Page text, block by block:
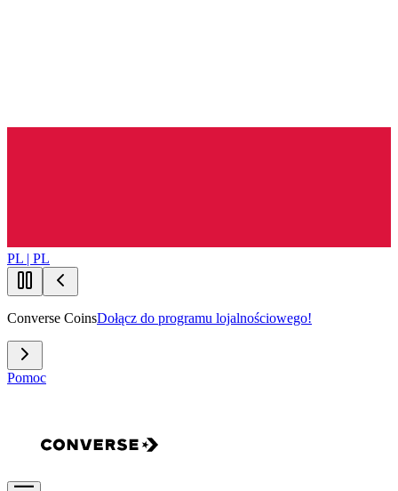
PL | PL
Converse CoinsDołącz do programu lojalnościowego!
Pomoc